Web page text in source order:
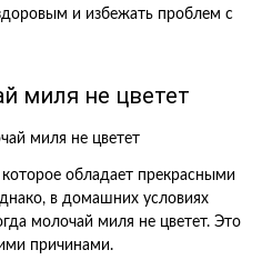
и избежать проблем с
миля не цветет
обладает прекрасными
в домашних условиях
молочай миля не цветет. Это
причинами.